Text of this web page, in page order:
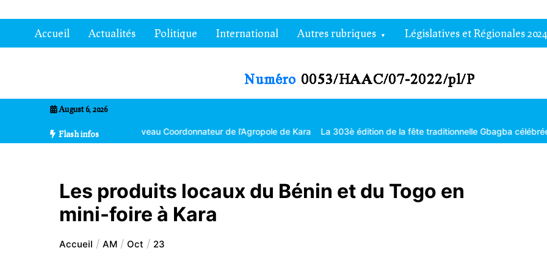
au
contenuAccueil Actualités Politique International Autres rubriques Législatives et Régionales 2024
August 6, 2026
Flash infos
Bikpéta nommé nouveau Coordonnateur de l’Agropole de Kara La 303è édition de la fête traditionnelle Gbagba célébrée dans la
Les produits locaux du Bénin et du Togo en
mini-foire à Kara
Accueil AM Oct 23